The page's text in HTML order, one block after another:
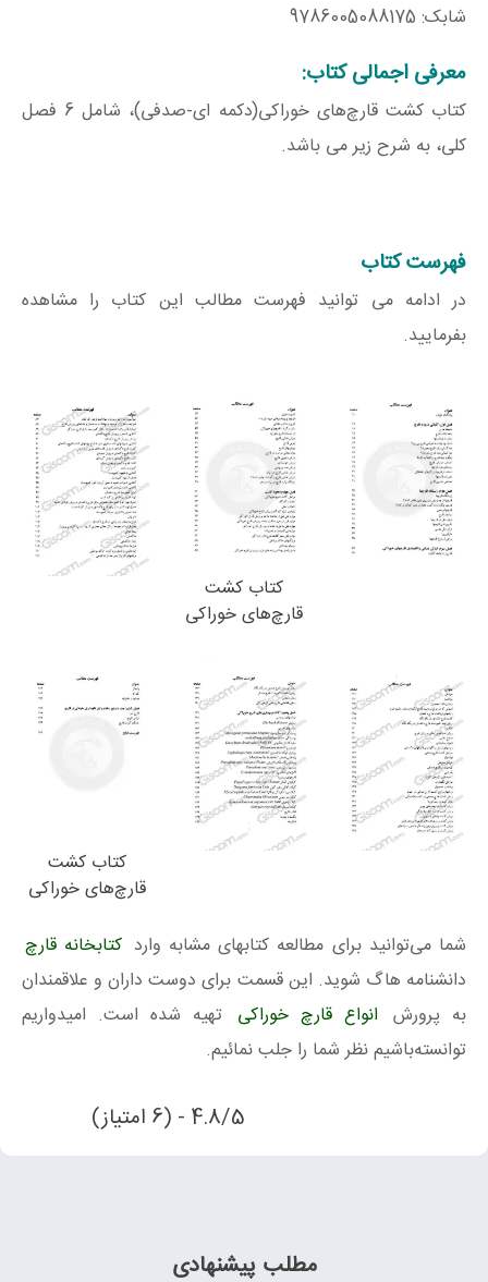
شابک: 9786005088175
معرفی اجمالی کتاب:
کتاب کشت قارچ‌های خوراکی(دکمه ای-صدفی)، شامل 6 فصل
کلی، به شرح زیر می باشد.
فهرست کتاب
در ادامه می توانید فهرست مطالب این کتاب را مشاهده
بفرمایید.
کتاب کشت
قارچ‌های خوراکی
کتاب کشت
قارچ‌های خوراکی
شما می‌توانید برای مطالعه کتابهای مشابه وارد کتابخانه قارچ
دانشنامه هاگ شوید. این قسمت برای دوست داران و علاقمندان
به پرورش انواع قارچ خوراکی تهیه شده است. امیدواریم
توانسته‌باشیم نظر شما را جلب نمائیم.
4.8/5 - (6 امتیاز)
مطلب پیشنهادی